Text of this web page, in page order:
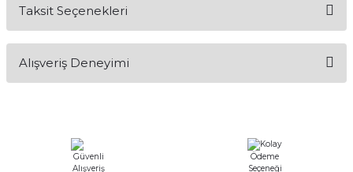
Taksit Seçenekleri
Alışveriş Deneyimi
alışveriş oldu özellikle bekledigimden
iyi bir ürün geldi fiyatına göre mütiş